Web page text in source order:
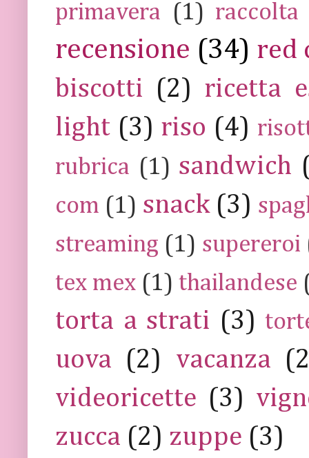
primavera (1) raccolta
recensione (34) red
biscotti (2) ricetta
light (3) riso (4)
rubrica (1) sandwich
com (1) snack (3)
streaming (1) supereroi
tex mex (1) thailandese
torta a strati (3)
uova (2) vacanza
videoricette (3)
zucca (2) zuppe (3)